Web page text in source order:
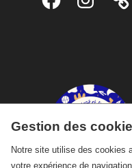
Gestion des
Notre site utilise des cookies
votre expérience de